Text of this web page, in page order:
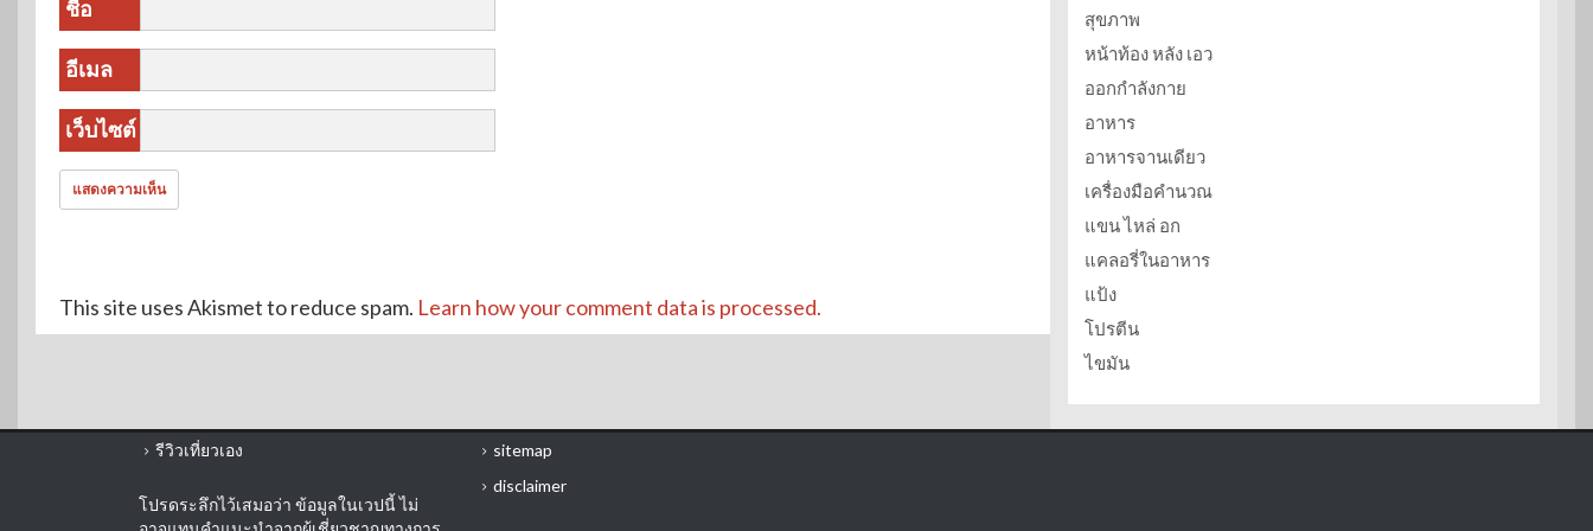
ชื่อ
อีเมล
เว็บไซต์
This site uses Akismet to reduce spam. Learn how your comment data is processed.
สุขภาพ
หน้าท้อง หลัง เอว
ออกกำลังกาย
อาหาร
อาหารจานเดียว
เครื่องมือคำนวณ
แขน ไหล่ อก
แคลอรี่ในอาหาร
แป้ง
โปรตีน
ไขมัน
รีวิวเที่ยวเอง
โปรดระลึกไว้เสมอว่า ข้อมูลในเวปนี้ ไม่
sitemap
disclaimer